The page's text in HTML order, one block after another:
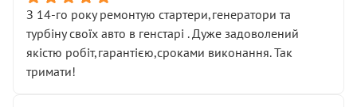
З 14-го року ремонтую стартери,генератори та
турбіну своїх авто в генстарі . Дуже задоволений
якістю робіт,гарантією,сроками виконання. Так
тримати!